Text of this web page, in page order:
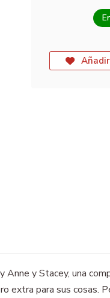
Anne y Stacey, una
extra para sus cosas.